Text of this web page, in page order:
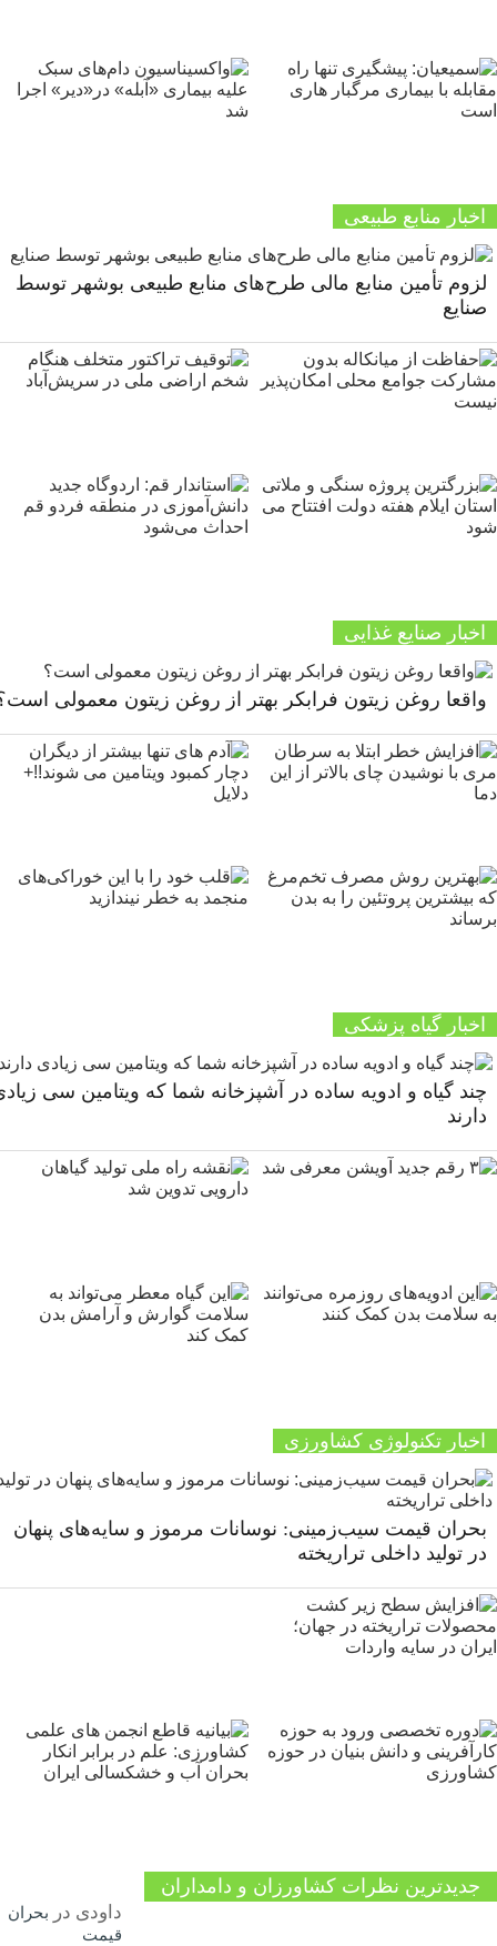
اخبار منابع طبیعی
لزوم تأمین منابع مالی طرح‌های منابع طبیعی بوشهر توسط
صنایع
اخبار صنایع غذایی
واقعا روغن زیتون فرابکر بهتر از روغن زیتون معمولی
اخبار گیاه پزشکی
چند گیاه و ادویه ساده در آشپزخانه شما که ویتامین سی
دارند
اخبار تکنولوژی کشاورزی
بحران قیمت سیب‌زمینی: نوسانات مرموز و سایه‌های پنهان
در تولید داخلی تراریخته
جدیدترین نظرات کشاورزان و دامداران
داودی در
بحران
قیمت